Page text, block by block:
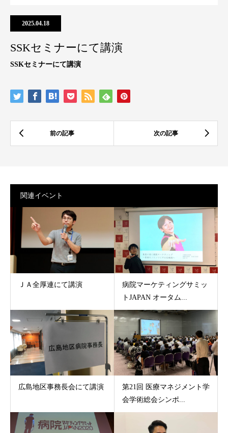
2025.04.18
SSKセミナーにて講演
SSKセミナーにて講演
関連イベント
ＪＡ全厚連にて講演
病院マーケティングサミッ
トJAPAN オータム...
広島地区事務長会にて講演
第21回 医療マネジメント学
会学術総会シンポ...